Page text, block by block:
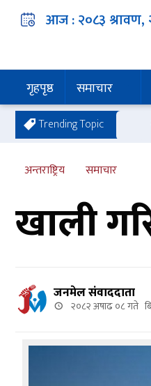
आज :२०८३ श्रावण,
गृहपृष्ठ समाचार
Trending Topic
अन्तराष्ट्रिय समाचार
खाली
जनमेल संवाददाता
२०८२ अषाढ ०८ गते